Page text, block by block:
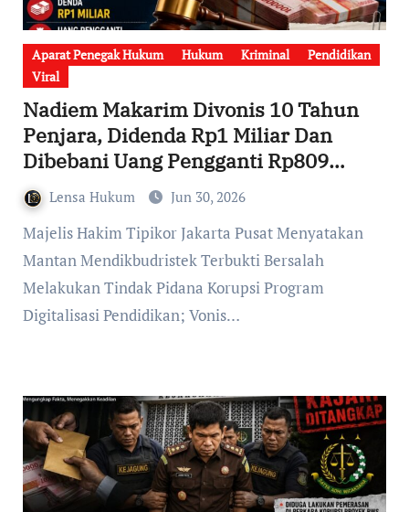
Aparat Penegak Hukum Hukum Kriminal
Pendidikan
Viral
Nadiem Makarim Divonis 10 Tahun
Penjara, Didenda Rp1 Miliar Dan
Dibebani Uang Pengganti Rp809
Miliar Dalam Kasus Korupsi
Digitalisasi Pendidikan
Lensa Hukum Jun 30, 2026
Majelis Hakim Tipikor Jakarta Pusat Menyatakan
Mantan Mendikbudristek Terbukti Bersalah
Melakukan Tindak Pidana Korupsi Program
Digitalisasi Pendidikan; Vonis…